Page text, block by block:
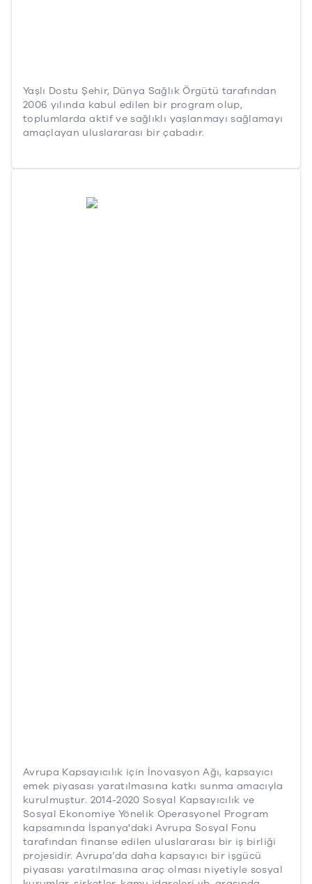
Yaşlı Dostu Şehir, Dünya Sağlık Örgütü tarafından
2006 yılında kabul edilen bir program olup,
toplumlarda aktif ve sağlıklı yaşlanmayı sağlamayı
amaçlayan uluslararası bir çabadır.
Avrupa Kapsayıcılık için İnovasyon Ağı, kapsayıcı
emek piyasası yaratılmasına katkı sunma amacıyla
kurulmuştur. 2014-2020 Sosyal Kapsayıcılık ve
Sosyal Ekonomiye Yönelik Operasyonel Program
kapsamında İspanya'daki Avrupa Sosyal Fonu
tarafından finanse edilen uluslararası bir iş birliği
projesidir. Avrupa’da daha kapsayıcı bir işgücü
piyasası yaratılmasına araç olması niyetiyle sosyal